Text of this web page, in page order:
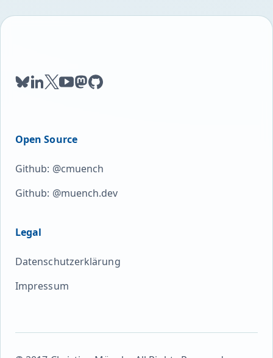
bluesky
linkedin
twitter
youtube
mastodon
github
Open Source
Github: @cmuench
Github: @muench.dev
Legal
Datenschutzerklärung
Impressum